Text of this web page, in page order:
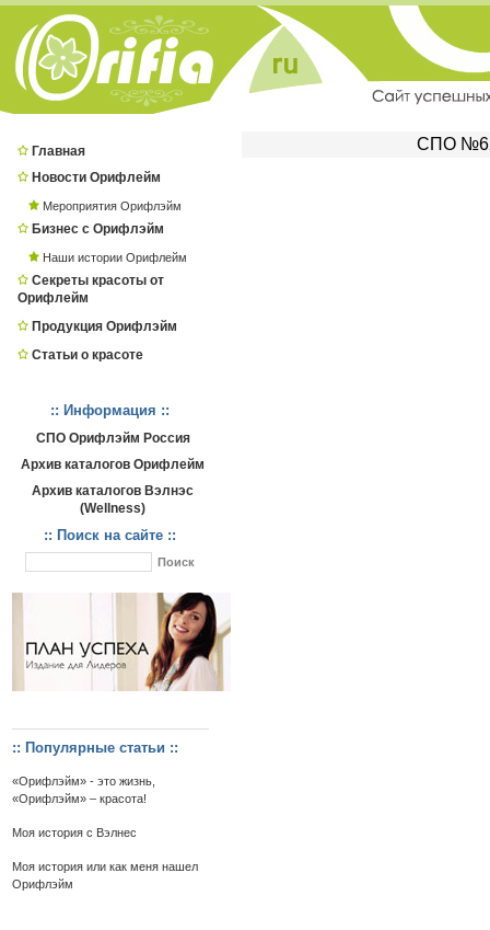
Главная
Новости Орифлейм
Мероприятия Орифлэйм
Бизнес с Орифлэйм
Наши истории Орифлейм
Секреты красоты от
Орифлейм
Продукция Орифлэйм
Статьи о красоте
:: Информация ::
СПО Орифлэйм Россия
Архив каталогов Орифлейм
Архив каталогов Вэлнэс
(Wellness)
:: Поиск на сайте ::
:: Популярные статьи ::
«Орифлэйм» - это жизнь,
«Орифлэйм» – красота!
Моя история с Вэлнес
Моя история или как меня нашел
Орифлэйм
СПО